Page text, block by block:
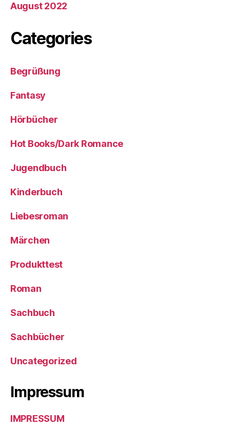
August 2022
Categories
Begrüßung
Fantasy
Hörbücher
Hot Books/Dark Romance
Jugendbuch
Kinderbuch
Liebesroman
Märchen
Produkttest
Roman
Sachbuch
Sachbücher
Uncategorized
Impressum
IMPRESSUM